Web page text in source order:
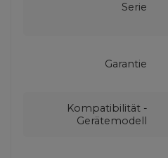
Serie
Garantie
Kompatibilität -
Gerätemodell